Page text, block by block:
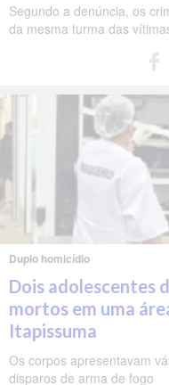
Segundo a denúncia, os
da mesma turma das
Duplo homicídio
Dois adolescentes
mortos em uma
Itapissuma
Os corpos apresentavam
disparos de arma de fogo